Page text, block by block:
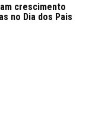
crescimento
no Dia dos Pais